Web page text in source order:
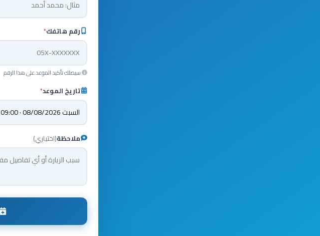
رقم هاتفك*
سيصلك تأكيد الموعد على هذا الرقم
تاريخ الموعد*
ملاحظة(اختياري)